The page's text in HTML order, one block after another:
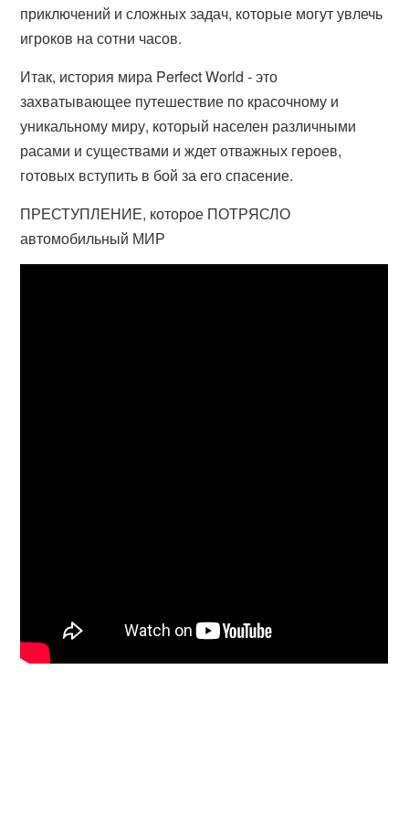
приключений и сложных задач, которые могут увлечь
игроков на сотни часов.
Итак, история мира Perfect World - это
захватывающее путешествие по красочному и
уникальному миру, который населен различными
расами и существами и ждет отважных героев,
готовых вступить в бой за его спасение.
ПРЕСТУПЛЕНИЕ, которое ПОТРЯСЛО
автомобильный МИР